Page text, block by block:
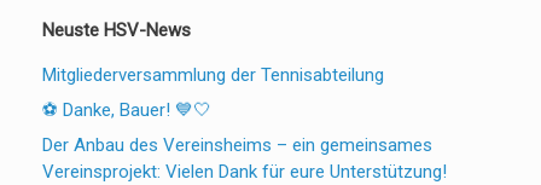
Neuste HSV-News
Mitgliederversammlung der Tennisabteilung
⚽ Danke, Bauer! 💙🤍
Der Anbau des Vereinsheims – ein gemeinsames
Vereinsprojekt: Vielen Dank für eure Unterstützung!